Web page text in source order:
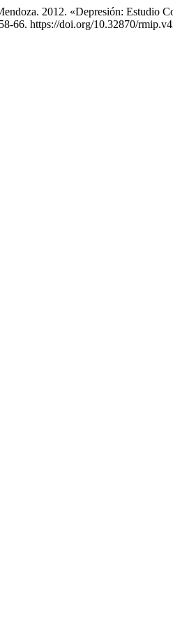
2012. «Depresión: Estudio
66. https://doi.org/10.32870/